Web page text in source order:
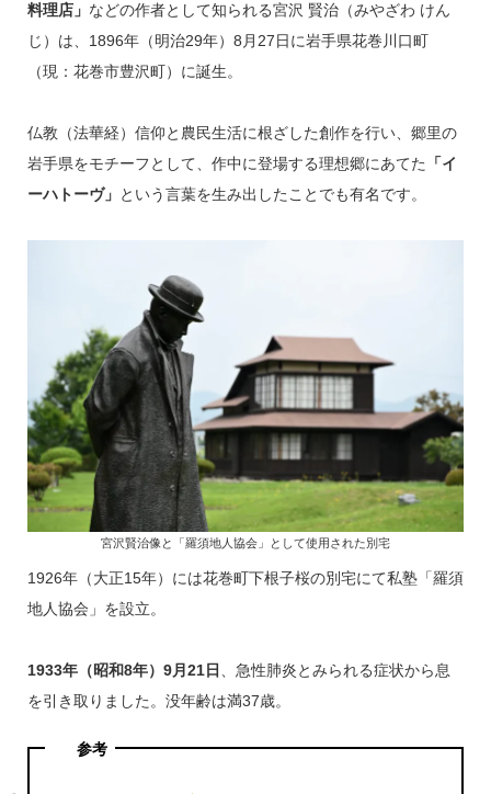
料理店」 などの作者として知られる宮沢 賢治（みやざわ けん
じ）は、1896年（明治29年）8月27日に岩手県花巻川口町
（現：花巻市豊沢町）に誕生。
仏教（法華経）信仰と農民生活に根ざした創作を行い、郷里の
岩手県をモチーフとして、作中に登場する理想郷にあてた
「イ
ーハトーヴ」 という言葉を生み出したことでも有名です。
宮沢賢治像と「羅須地人協会」として使用された別宅
1926年（大正15年）には花巻町下根子桜の別宅にて私塾「羅須
地人協会」を設立。
1933年（昭和8年）9月21日 、急性肺炎とみられる症状から息
を引き取りました。没年齢は満37歳。
参考